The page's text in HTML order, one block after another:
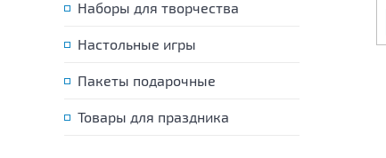
Наборы для творчества
Настольные игры
Пакеты подарочные
Товары для праздника